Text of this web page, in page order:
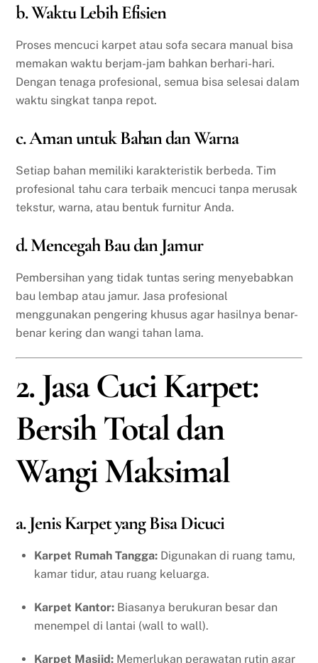
b. Waktu Lebih Efisien
Proses mencuci karpet atau sofa secara manual bisa
memakan waktu berjam-jam bahkan berhari-hari.
Dengan tenaga profesional, semua bisa selesai dalam
waktu singkat tanpa repot.
c. Aman untuk Bahan dan Warna
Setiap bahan memiliki karakteristik berbeda. Tim
profesional tahu cara terbaik mencuci tanpa merusak
tekstur, warna, atau bentuk furnitur Anda.
d. Mencegah Bau dan Jamur
Pembersihan yang tidak tuntas sering menyebabkan
bau lembap atau jamur. Jasa profesional
menggunakan pengering khusus agar hasilnya benar-
benar kering dan wangi tahan lama.
2. Jasa Cuci Karpet:
Bersih Total dan
Wangi Maksimal
a. Jenis Karpet yang Bisa Dicuci
Karpet Rumah Tangga: Digunakan di ruang tamu,
kamar tidur, atau ruang keluarga.
Karpet Kantor: Biasanya berukuran besar dan
menempel di lantai (wall to wall).
Karpet Masjid: Memerlukan perawatan rutin agar